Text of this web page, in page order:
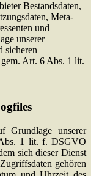
Bestandsdaten,
Meta-
und
unserer
sicheren
Art. 6 Abs. 1 lit.
Grundlage unserer
1 lit. f. DSGVO
sich dieser Dienst
gehören